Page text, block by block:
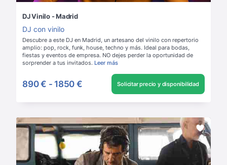
DJ Vinilo - Madrid
DJ con vinilo
Descubre a este DJ en Madrid, un artesano del vinilo con repertorio
amplio: pop, rock, funk, house, techno y más. Ideal para bodas,
fiestas y eventos de empresa. NO dejes perder la oportunidad de
sorprender a tus invitados. Leer más
890 € - 1850 € Solicitar precio y disponibilidad